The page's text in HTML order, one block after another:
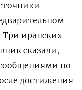
Три иранских
сказали,
​по
достижения